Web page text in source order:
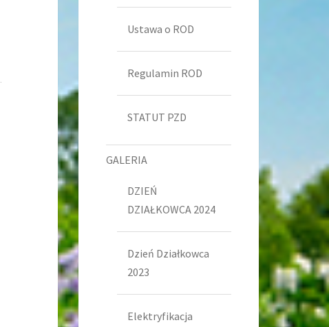
Ustawa o ROD
Regulamin ROD
STATUT PZD
GALERIA
DZIEŃ
DZIAŁKOWCA 2024
Dzień Działkowca
2023
Elektryfikacja